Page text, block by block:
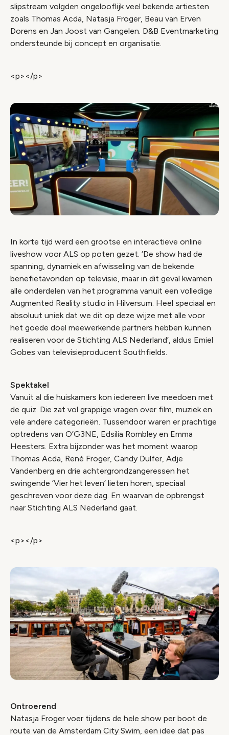
slipstream volgden ongelooflijk veel bekende artiesten
zoals Thomas Acda, Natasja Froger, Beau van Erven
Dorens en Jan Joost van Gangelen. D&B Eventmarketing
ondersteunde bij concept en organisatie.
<p></p>
In korte tijd werd een grootse en interactieve online
liveshow voor ALS op poten gezet. ‘De show had de
spanning, dynamiek en afwisseling van de bekende
benefietavonden op televisie, maar in dit geval kwamen
alle onderdelen van het programma vanuit een volledige
Augmented Reality studio in Hilversum. Heel speciaal en
absoluut uniek dat we dit op deze wijze met alle voor
het goede doel meewerkende partners hebben kunnen
realiseren voor de Stichting ALS Nederland’, aldus Emiel
Gobes van televisieproducent Southfields.
Spektakel
Vanuit al die huiskamers kon iedereen live meedoen met
de quiz. Die zat vol grappige vragen over film, muziek en
vele andere categorieën. Tussendoor waren er prachtige
optredens van O’G3NE, Edsilia Rombley en Emma
Heesters. Extra bijzonder was het moment waarop
Thomas Acda, René Froger, Candy Dulfer, Adje
Vandenberg en drie achtergrondzangeressen het
swingende ‘Vier het leven’ lieten horen, speciaal
geschreven voor deze dag. En waarvan de opbrengst
naar Stichting ALS Nederland gaat.
<p></p>
Ontroerend
Natasja Froger voer tijdens de hele show per boot de
route van de Amsterdam City Swim, een idee dat pas